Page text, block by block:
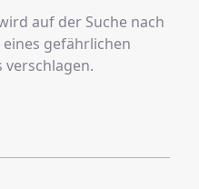
auf der Suche nach
gefährlichen
verschlagen.